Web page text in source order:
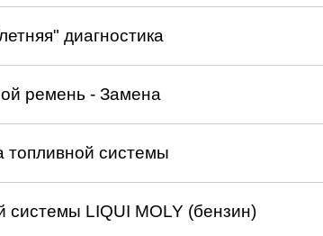
диагностика
ремень - Замена
топливной системы
системы LIQUI MOLY (бензин)